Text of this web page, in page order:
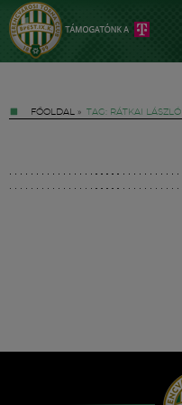
FŐOLDAL » TAG: RÁTKAI LÁSZLÓ
Hírek